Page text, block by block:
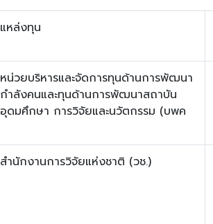
แหล่งทุน
หน่วยบริหารและจัดการทุนด้านการพัฒนา
กำลังคนและทุนด้านการพัฒนาสถาบัน
อุดมศึกษา การวิจัยและนวัตกรรม (บพค
สำนักงานการวิจัยแห่งชาติ (วช.)